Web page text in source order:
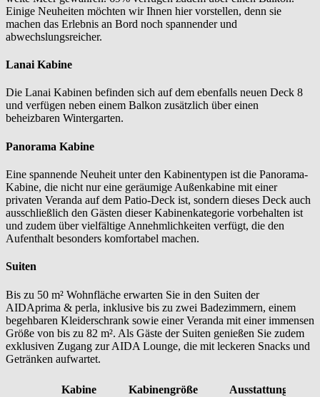
Einige Neuheiten möchten wir Ihnen hier vorstellen, denn sie
machen das Erlebnis an Bord noch spannender und
abwechslungsreicher.
Lanai Kabine
Die Lanai Kabinen befinden sich auf dem ebenfalls neuen Deck 8
und verfügen neben einem Balkon zusätzlich über einen
beheizbaren Wintergarten.
Panorama Kabine
Eine spannende Neuheit unter den Kabinentypen ist die Panorama-
Kabine, die nicht nur eine geräumige Außenkabine mit einer
privaten Veranda auf dem Patio-Deck ist, sondern dieses Deck auch
ausschließlich den Gästen dieser Kabinenkategorie vorbehalten ist
und zudem über vielfältige Annehmlichkeiten verfügt, die den
Aufenthalt besonders komfortabel machen.
Suiten
Bis zu 50 m² Wohnfläche erwarten Sie in den Suiten der
AIDAprima & perla, inklusive bis zu zwei Badezimmern, einem
begehbaren Kleiderschrank sowie einer Veranda mit einer immensen
Größe von bis zu 82 m². Als Gäste der Suiten genießen Sie zudem
exklusiven Zugang zur AIDA Lounge, die mit leckeren Snacks und
Getränken aufwartet.
Kabine Kabinengröße Ausstattung